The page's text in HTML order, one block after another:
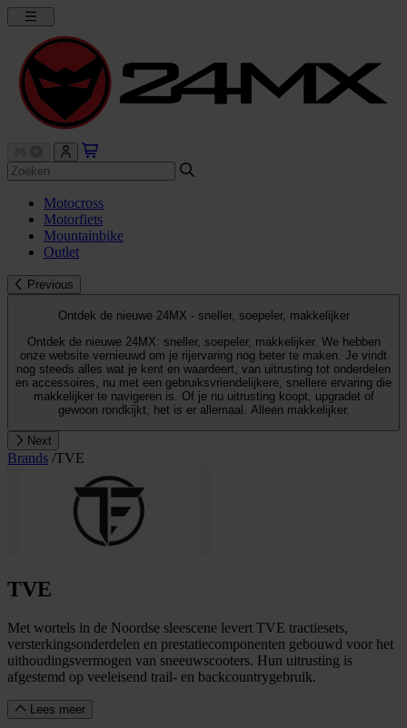
Motocross
Motorfiets
Mountainbike
Outlet
Previous
Ontdek de nieuwe 24MX - sneller, soepeler, makkelijker
Ontdek de nieuwe 24MX: sneller, soepeler, makkelijker. We hebben
onze website vernieuwd om je rijervaring nog beter te maken. Je vindt
nog steeds alles wat je kent en waardeert, van uitrusting tot onderdelen
en accessoires, nu met een gebruiksvriendelijkere, snellere ervaring die
makkelijker te navigeren is. Of je nu uitrusting koopt, upgradet of
gewoon rondkijkt, het is er allemaal. Alleen makkelijker.
Next
Brands /TVE
TVE
Met wortels in de Noordse sleescene levert TVE tractiesets,
versterkingsonderdelen en prestatiecomponenten gebouwd voor het
uithoudingsvermogen van sneeuwscooters. Hun uitrusting is
afgestemd op veeleisend trail- en backcountrygebruik.
Lees meer